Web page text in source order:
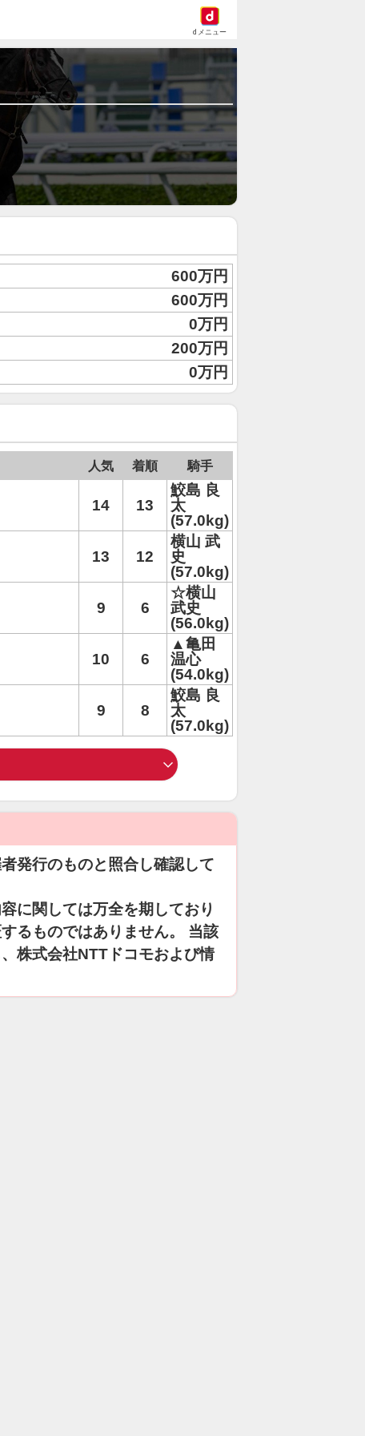
dメニュー
600万円
600万円
0万円
200万円
0万円
人気 着順 騎手
14 13
鮫島 良
太
(57.0kg)
13 12
横山 武
史
(57.0kg)
9 6
☆横山
武史
(56.0kg)
10 6
▲亀田
温心
(54.0kg)
9 8
鮫島 良
太
(57.0kg)
発行のものと照合し確認して
に関しては万全を期しており
るものではありません。 当該
株式会社NTTドコモおよび情